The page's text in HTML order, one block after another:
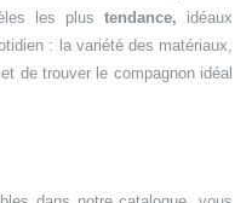
les plus tendance, idéaux
: la variété des matériaux,
de trouver le compagnon idéal